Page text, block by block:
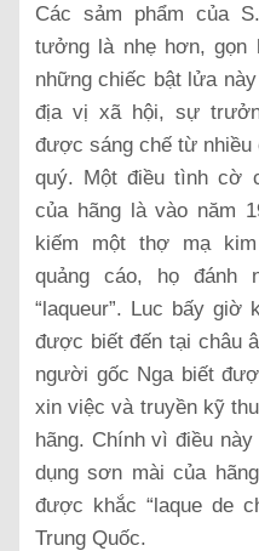
Các sảm phẩm của
tưởng là nhẹ hơn, gọn
những chiếc bật lửa
địa vị xã hội, sự
được sáng chế từ nhiều
quý. Một điều tình cờ
của hãng là vào năm
kiếm một thợ mạ
quảng cáo, họ đánh
“laqueur”. Luc bấy
được biết đến tại châu
người gốc Nga biết
xin việc và truyền kỹ
hãng. Chính vì điều
dụng sơn mài của
được khắc “laque de
Trung Quốc.